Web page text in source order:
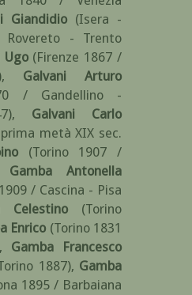
Giandidio (Isera -
- Trento
Ugo (Firenze 1867 /
, Galvani Arturo
/ Gandellino -
, Galvani Carlo
metà XIX sec.
(Torino 1907 /
Gamba Antonella
/ Cascina - Pisa
Celestino
(Torino
Enrico (Torino 1831
, Gamba Francesco
1887), Gamba
1895 / Barbaiana